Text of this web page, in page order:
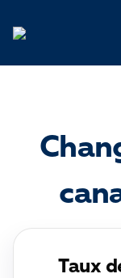
Taux